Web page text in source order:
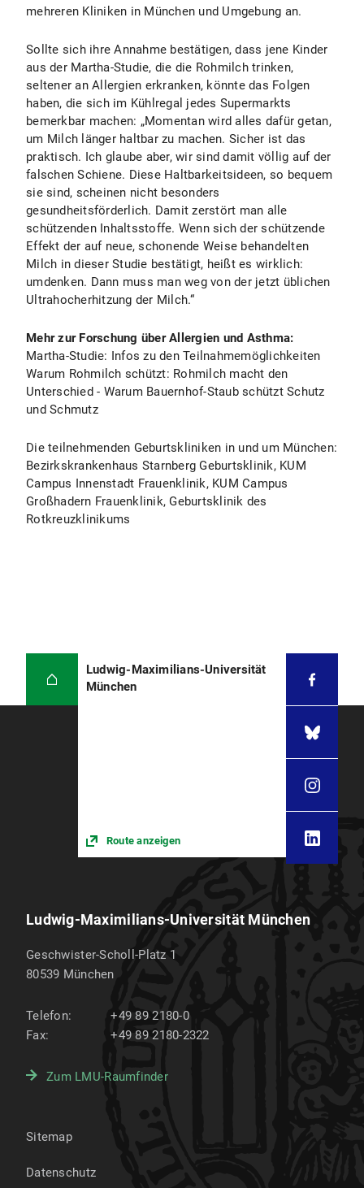
mehreren Kliniken in München und Umgebung an.
Sollte sich ihre Annahme bestätigen, dass jene Kinder
aus der Martha-Studie, die die Rohmilch trinken,
seltener an Allergien erkranken, könnte das Folgen
haben, die sich im Kühlregal jedes Supermarkts
bemerkbar machen: „Momentan wird alles dafür getan,
um Milch länger haltbar zu machen. Sicher ist das
praktisch. Ich glaube aber, wir sind damit völlig auf der
falschen Schiene. Diese Haltbarkeitsideen, so bequem
sie sind, scheinen nicht besonders
gesundheitsförderlich. Damit zerstört man alle
schützenden Inhaltsstoffe. Wenn sich der schützende
Effekt der auf neue, schonende Weise behandelten
Milch in dieser Studie bestätigt, heißt es wirklich:
umdenken. Dann muss man weg von der jetzt üblichen
Ultrahocherhitzung der Milch.“
Mehr zur Forschung über Allergien und Asthma:
Martha-Studie: Infos zu den Teilnahmemöglichkeiten
Warum Rohmilch schützt: Rohmilch macht den
Unterschied - Warum Bauernhof-Staub schützt Schutz
und Schmutz
Die teilnehmenden Geburtskliniken in und um München:
Bezirkskrankenhaus Starnberg Geburtsklinik, KUM
Campus Innenstadt Frauenklinik, KUM Campus
Großhadern Frauenklinik, Geburtsklinik des
Rotkreuzklinikums
Ludwig-Maximilians-Universität
München
Route anzeigen
Ludwig-Maximilians-Universität München
Geschwister-Scholl-Platz 1
80539 München
Telefon:
+49 89 2180-0
Fax:
+49 89 2180-2322
Zum LMU-Raumfinder
Sitemap
Datenschutz